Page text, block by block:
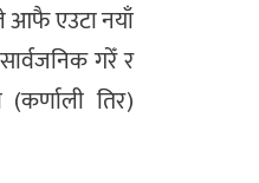
आफै एउटा नयाँ
गरेँ र
तिर)